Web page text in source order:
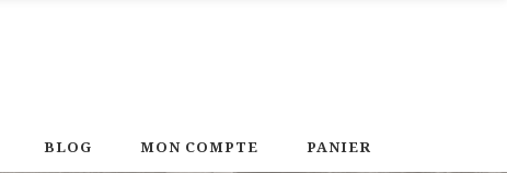
BLOG MON COMPTE PANIER